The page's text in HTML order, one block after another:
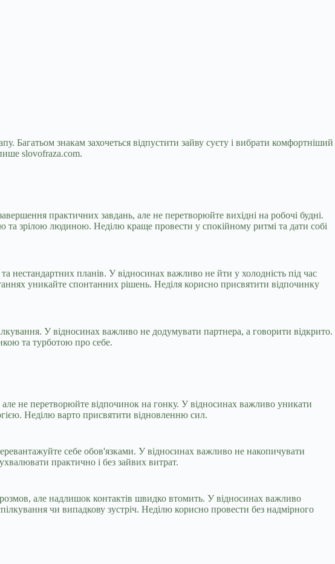
Багатьом знакам захочеться відпустити зайву суєту і вибрати комфортніший
slovofraza.com.
практичних завдань, але не перетворюйте вихідні на робочі будні.
та зрілою людиною. Неділю краще провести у спокійному ритмі та дати собі
нестандартних планів. У відносинах важливо не йти у холодність під час
уникайте спонтанних рішень. Неділя корисно присвятити відпочинку
У відносинах важливо не додумувати партнера, а говорити відкрито.
та турботою про себе.
не перетворюйте відпочинок на гонку. У відносинах важливо уникати
Неділю варто присвятити відновленню сил.
себе обов'язками. У відносинах важливо не накопичувати
практично і без зайвих витрат.
але надлишок контактів швидко втомить. У відносинах важливо
чи випадкову зустріч. Неділю корисно провести без надмірного